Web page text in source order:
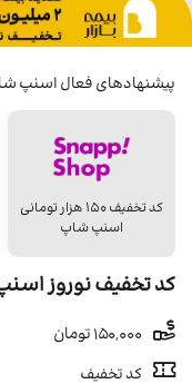
پیشنهادهای فعال اسنپ
کد تخفیف ۱۵۰ هزار تومانی
اسنپ شاپ
کد تخفیف نوروز
کد تخفیف